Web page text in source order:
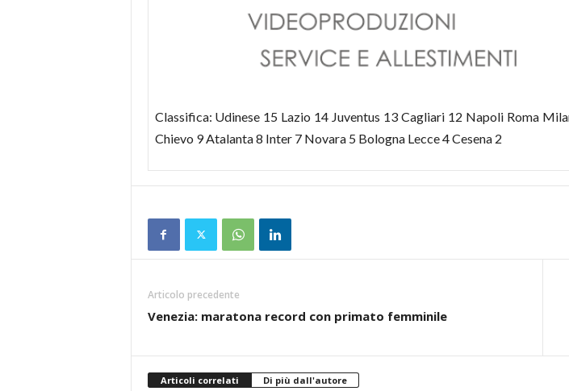
Classifica: Udinese 15 Lazio 14 Juventus 13 Cagliari 12 Napoli Roma
Chievo 9 Atalanta 8 Inter 7 Novara 5 Bologna Lecce 4 Cesena 2
Articolo precedente
Venezia: maratona record con primato femminile
Articoli correlati Di più dall'autore